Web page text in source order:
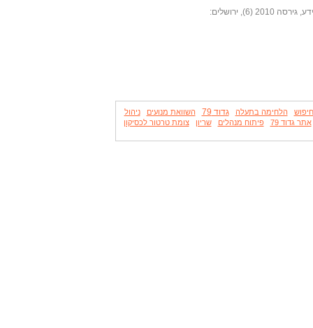
מדריך למשתמש בשיטת OODPM לתכנון מערכות מידע, גירסה 2010 (6), ירושלים:
הלחימה בתעלה גדוד 79 השוואת מנועים
ניהול
אתר גדוד 79 פיתוח מנהלים שריון
צומת טרטור לכסיקון